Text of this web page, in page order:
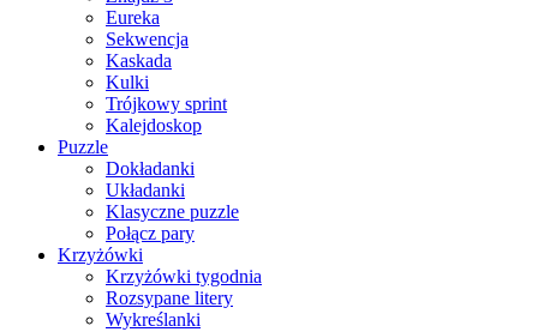
Eureka
Sekwencja
Kaskada
Kulki
Trójkowy sprint
Kalejdoskop
Puzzle
Dokładanki
Układanki
Klasyczne puzzle
Połącz pary
Krzyżówki
Krzyżówki tygodnia
Rozsypane litery
Wykreślanki